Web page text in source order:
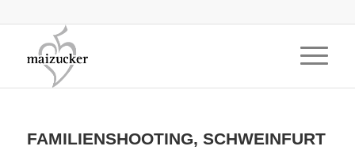
FAMILIENSHOOTING, SCHWEINFURT